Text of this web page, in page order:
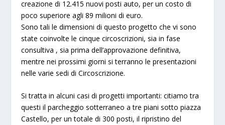
creazione di 12.415 nuovi posti auto, per un costo di
poco superiore agli 89 milioni di euro.
Sono tali le dimensioni di questo progetto che vi sono
state coinvolte le cinque circoscrizioni, sia in fase
consultiva , sia prima dell’approvazione definitiva,
mentre nei prossimi giorni si terranno le presentazioni
nelle varie sedi di Circoscrizione.
Si tratta in alcuni casi di progetti importanti: citiamo tra
questi il parcheggio sotterraneo a tre piani sotto piazza
Castello, per un totale di 300 posti, il ripristino del